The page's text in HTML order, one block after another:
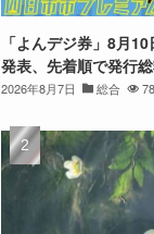
「よんデジ券」8月
発表、先着順で発行
2026年8月7日 総合